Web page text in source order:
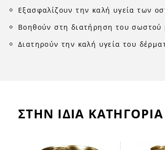
Εξασφαλίζουν την καλή υγεία των
Βοηθούν στη διατήρηση του σωστού
Διατηρούν την καλή υγεία του
ΣΤΗΝ ΙΔΙΑ ΚΑΤΗΓΟΡΙΑ